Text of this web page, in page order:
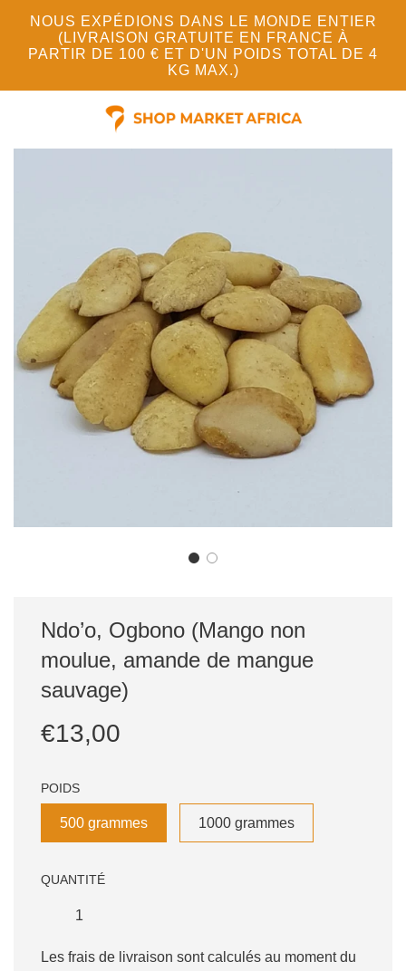
NOUS EXPÉDIONS DANS LE MONDE ENTIER
(LIVRAISON GRATUITE EN FRANCE À
PARTIR DE 100 € ET D'UN POIDS TOTAL DE 4
KG MAX.)
Ndo’o, Ogbono (Mango non
moulue, amande de mangue
sauvage)
Prix
Prix
régulier
€13,00
POIDS
500 grammes 1000 grammes
QUANTITÉ
Les frais de livraison sont calculés au moment du